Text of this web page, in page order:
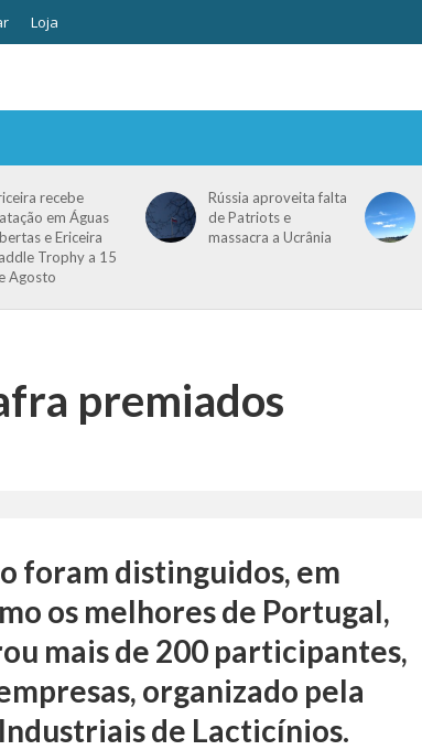
Loja
recebe
em Águas
e Ericeira
Trophy a 15
Agosto
Rússia aproveita falta
de Patriots e
massacra a Ucrânia
premiados
foram distinguidos, em
os melhores de Portugal,
mais de 200 participantes,
organizado pela
de Lacticínios.